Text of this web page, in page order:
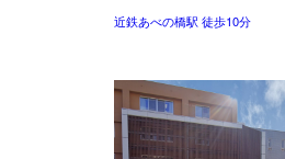
近鉄あべの橋駅 徒歩10分